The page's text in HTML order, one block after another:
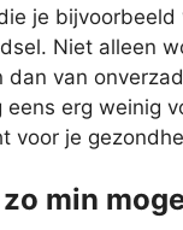
je bijvoorbeeld
Niet alleen
dan van
eens erg weinig
voor je
min